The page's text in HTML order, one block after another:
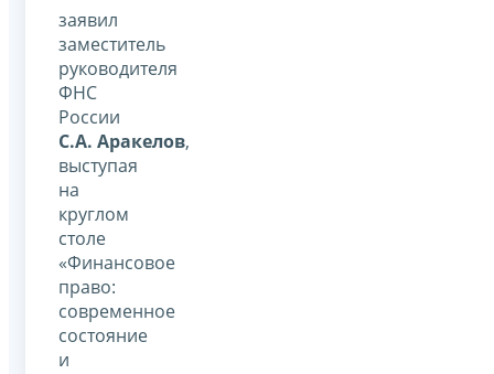
заявил
заместитель
руководителя
ФНС
России
С.А. Аракелов,
выступая
на
круглом
столе
«Финансовое
право:
современное
состояние
и